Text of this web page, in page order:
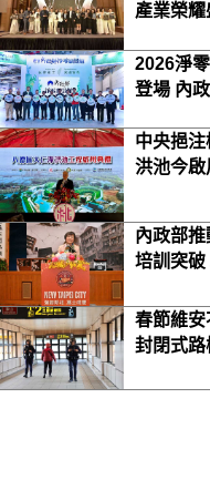
產業榮耀
2026淨
登場 內
中央挹
洪池今啟
內政部
培訓突破
春節維安
封閉式路